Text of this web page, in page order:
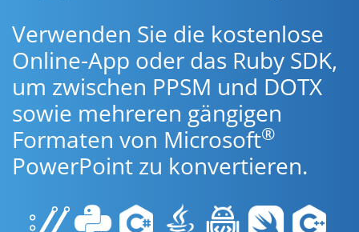
Verwenden Sie die kostenlose
Online-App oder das Ruby SDK,
um zwischen PPSM und DOTX
sowie mehreren gängigen
Formaten von Microsoft®
PowerPoint zu konvertieren.